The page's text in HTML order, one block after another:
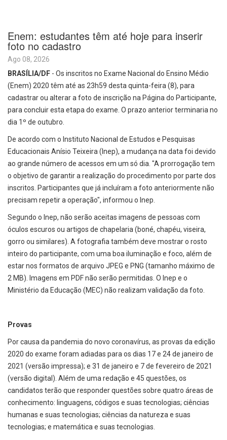
Enem: estudantes têm até hoje para inserir
foto no cadastro
Ago 08, 2026
BRASÍLIA/DF - Os inscritos no Exame Nacional do Ensino Médio
(Enem) 2020 têm até as 23h59 desta quinta-feira (8), para
cadastrar ou alterar a foto de inscrição na Página do Participante,
para concluir esta etapa do exame. O prazo anterior terminaria no
dia 1º de outubro.
De acordo com o Instituto Nacional de Estudos e Pesquisas
Educacionais Anísio Teixeira (Inep), a mudança na data foi devido
ao grande número de acessos em um só dia. "A prorrogação tem
o objetivo de garantir a realização do procedimento por parte dos
inscritos. Participantes que já incluíram a foto anteriormente não
precisam repetir a operação", informou o Inep.
Segundo o Inep, não serão aceitas imagens de pessoas com
óculos escuros ou artigos de chapelaria (boné, chapéu, viseira,
gorro ou similares). A fotografia também deve mostrar o rosto
inteiro do participante, com uma boa iluminação e foco, além de
estar nos formatos de arquivo JPEG e PNG (tamanho máximo de
2 MB). Imagens em PDF não serão permitidas. O Inep e o
Ministério da Educação (MEC) não realizam validação da foto.
Provas
Por causa da pandemia do novo coronavírus, as provas da edição
2020 do exame foram adiadas para os dias 17 e 24 de janeiro de
2021 (versão impressa); e 31 de janeiro e 7 de fevereiro de 2021
(versão digital). Além de uma redação e 45 questões, os
candidatos terão que responder questões sobre quatro áreas de
conhecimento: linguagens, códigos e suas tecnologias; ciências
humanas e suas tecnologias; ciências da natureza e suas
tecnologias; e matemática e suas tecnologias.